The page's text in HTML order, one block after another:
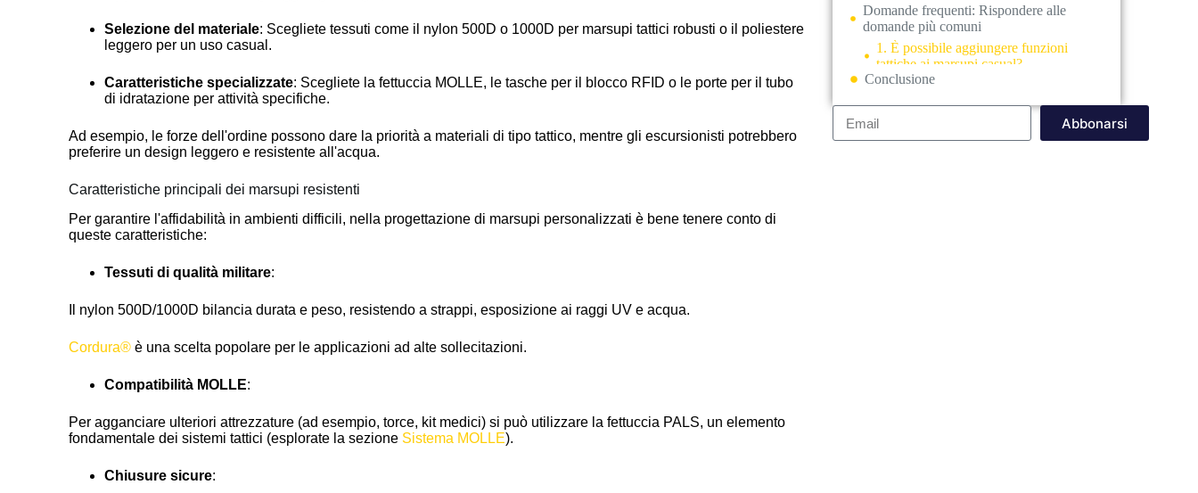
Selezione del materiale: Scegliete tessuti come il nylon 500D o 1000D per marsupi tattici robusti o il poliestere
leggero per un uso casual.
Caratteristiche specializzate: Scegliete la fettuccia MOLLE, le tasche per il blocco RFID o le porte per il tubo
di idratazione per attività specifiche.
Ad esempio, le forze dell'ordine possono dare la priorità a materiali di tipo tattico, mentre gli escursionisti potrebbero
preferire un design leggero e resistente all'acqua.
Caratteristiche principali dei marsupi resistenti
Per garantire l'affidabilità in ambienti difficili, nella progettazione di marsupi personalizzati è bene tenere conto di
queste caratteristiche:
Tessuti di qualità militare:
Il nylon 500D/1000D bilancia durata e peso, resistendo a strappi, esposizione ai raggi UV e acqua.
Cordura® è una scelta popolare per le applicazioni ad alte sollecitazioni.
Compatibilità MOLLE:
Per agganciare ulteriori attrezzature (ad esempio, torce, kit medici) si può utilizzare la fettuccia PALS, un elemento
fondamentale dei sistemi tattici (esplorate la sezione Sistema MOLLE).
Chiusure sicure:
Domande frequenti: Rispondere alle
domande più comuni
1. È possibile aggiungere funzioni
tattiche ai marsupi casual?
2. Quali sono i materiali migliori per i
marsupi impermeabili?
4. Quanto tempo occorre per produrre
un marsupio tattico personalizzato?